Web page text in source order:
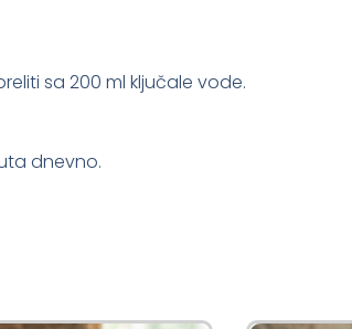
sa 200 ml ključale vode.
dnevno.